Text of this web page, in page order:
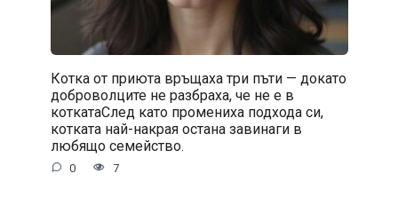
Котка от приюта връщаха три пъти — докато
доброволците не разбраха, че не е в
коткатаСлед като промениха подхода си,
котката най-накрая остана завинаги в
любящо семейство.
0 7